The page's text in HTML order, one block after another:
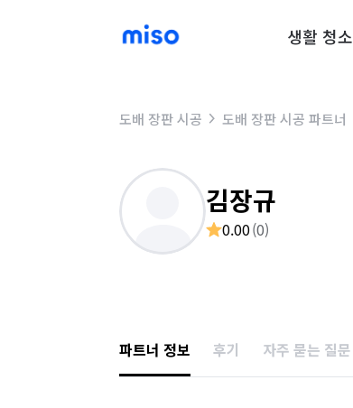
생활 청소
도배 장판 시공 도배 장판 시공 파트너
김장규
0.00(0)
파트너 정보 후기 자주 묻는 질문